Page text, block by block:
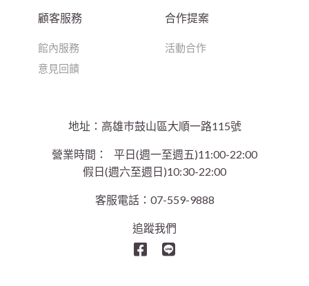
地址：高雄巿鼓山區大順一路115號
營業時間：
平日(週一至週五)11:00-22:00
假日(週六至週日)10:30-22:00
客服電話：07-559-9888
追蹤我們
顧客服務
館內服務
意見回饋
合作提案
活動合作